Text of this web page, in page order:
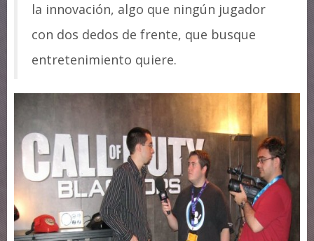
la innovación, algo que ningún jugador
con dos dedos de frente, que busque
entretenimiento quiere.